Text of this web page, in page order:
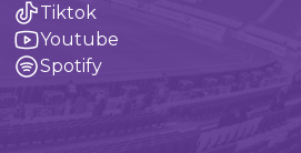
Tiktok
Youtube
Spotify